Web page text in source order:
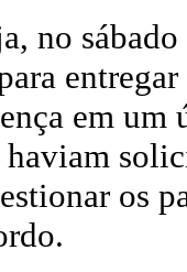
no
em
haviam
os